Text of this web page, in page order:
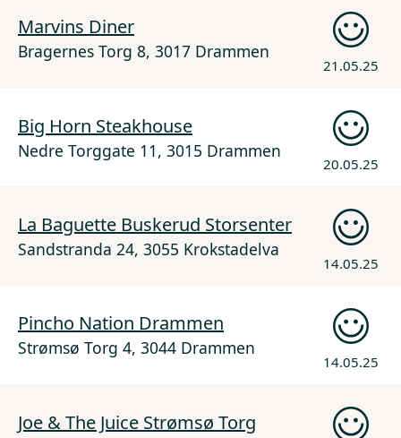
Marvins Diner
Bragernes Torg 8, 3017 Drammen
21.05.25
Big Horn Steakhouse
Nedre Torggate 11, 3015 Drammen
20.05.25
La Baguette Buskerud Storsenter
Sandstranda 24, 3055 Krokstadelva
14.05.25
Pincho Nation Drammen
Strømsø Torg 4, 3044 Drammen
14.05.25
Joe & The Juice Strømsø Torg